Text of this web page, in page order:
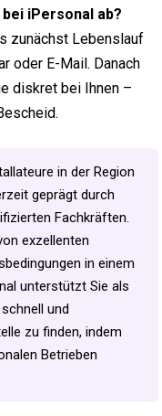
iPersonal ab?
zunächst Lebenslauf
oder E-Mail. Danach
diskret bei Ihnen –
in der Region
geprägt durch
Fachkräften.
exzellenten
in einem
unterstützt Sie als
und
zu finden, indem
Betrieben